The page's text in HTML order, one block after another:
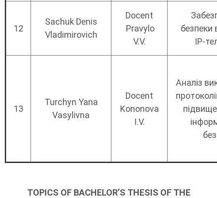
12
Sachuk Denis
Vladimirovich
Docent
Pravylo
V.V.
безпеки
IP-
13
Turchyn Yana
Vasylivna
Docent
Kononova
I.V.
Аналіз
TOPICS OF BACHELOR’S THESIS OF THE